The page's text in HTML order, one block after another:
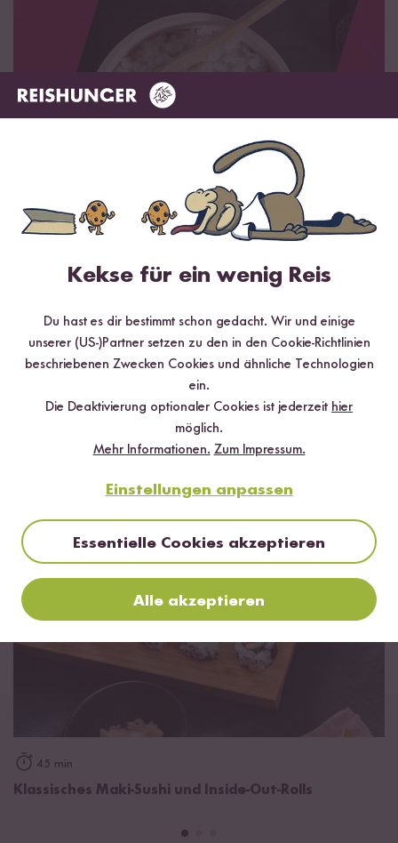
Das kannst du damit kochen!
45 min
Klassisches Maki-Sushi und Inside-Out-Rolls
Kekse für ein wenig Reis
Du hast es dir bestimmt schon gedacht. Wir und einige
unserer (US-)Partner setzen zu den in den Cookie-Richtlinien
beschriebenen Zwecken Cookies und ähnliche Technologien
ein.
Die Deaktivierung optionaler Cookies ist jederzeit hier
möglich.
Mehr Informationen. Zum Impressum.
Einstellungen anpassen
Essentielle Cookies akzeptieren
Alle akzeptieren